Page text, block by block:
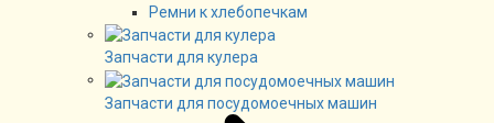
Ремни к хлебопечкам
Запчасти для кулера
Запчасти для посудомоечных машин